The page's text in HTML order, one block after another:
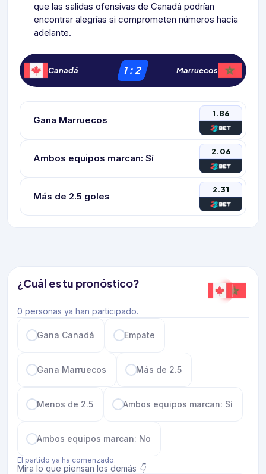
que las salidas ofensivas de Canadá podrían
encontrar alegrías si comprometen números hacia
adelante.
Canadá 1:2 Marruecos
Gana Marruecos
1.86
Ambos equipos marcan: Sí
2.06
Más de 2.5 goles
2.31
¿Cuál es tu pronóstico?
0 personas ya han participado.
Gana Canadá Empate
Gana Marruecos Más de 2.5
Menos de 2.5 Ambos equipos marcan: Sí
Ambos equipos marcan: No
El partido ya ha comenzado.
Mira lo que piensan los demás 👇